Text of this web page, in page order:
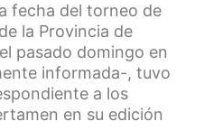
fecha del torneo de
la Provincia de
pasado domingo en
informada-, tuvo
a los
en su edición